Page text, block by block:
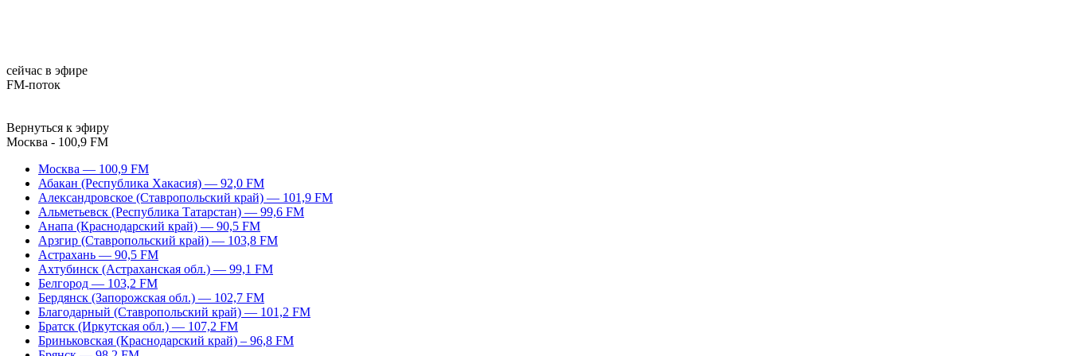
сейчас в эфире
FM-поток
Вернуться к эфиру
Москва - 100,9 FM
Москва — 100,9 FM
Абакан (Республика Хакасия) — 92,0 FM
Александровское (Ставропольский край) — 101,9 FM
Альметьевск (Республика Татарстан) — 99,6 FM
Анапа (Краснодарский край) — 90,5 FM
Арзгир (Ставропольский край) — 103,8 FM
Астрахань — 90,5 FM
Ахтубинск (Астраханская обл.) — 99,1 FM
Белгород — 103,2 FM
Бердянск (Запорожская обл.) — 102,7 FM
Благодарный (Ставропольский край) — 101,2 FM
Братск (Иркутская обл.) — 107,2 FM
Бриньковская (Краснодарский край) – 96,8 FM